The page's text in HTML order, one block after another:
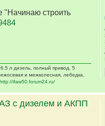
"Начинаю строить
л дизель, полный привод, 5
и межколесная, лебедка,
http://ifaw50.forum24.ru/
с дизелем и АКПП